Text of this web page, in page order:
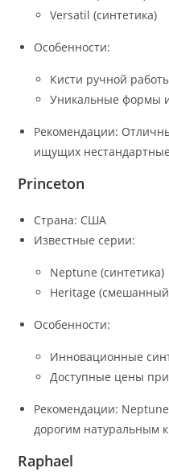
Versatil (синтетика)
Особенности:
Кисти ручной
Уникальные формы
Рекомендации:
ищущих
Princeton
Страна: США
Известные серии:
Neptune (синтетика)
Heritage
Особенности:
Инновационные
Доступные цены
Рекомендации:
дорогим натуральным
Raphael